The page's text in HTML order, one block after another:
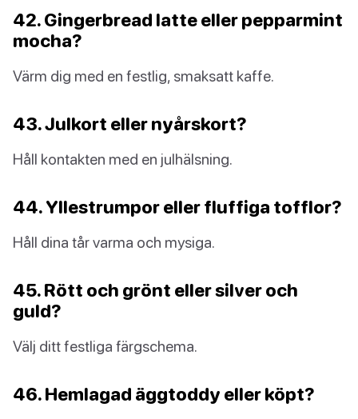
42. Gingerbread latte eller pepparmint
mocha?
Värm dig med en festlig, smaksatt kaffe.
43. Julkort eller nyårskort?
Håll kontakten med en julhälsning.
44. Yllestrumpor eller fluffiga tofflor?
Håll dina tår varma och mysiga.
45. Rött och grönt eller silver och
guld?
Välj ditt festliga färgschema.
46. Hemlagad äggtoddy eller köpt?